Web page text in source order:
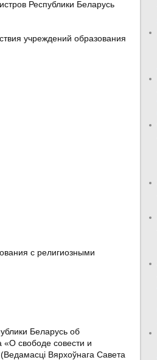
Республики Беларусь
учреждений образования
с религиозными
Беларусь об
«О свободе совести и
Вярхоўнага Савета